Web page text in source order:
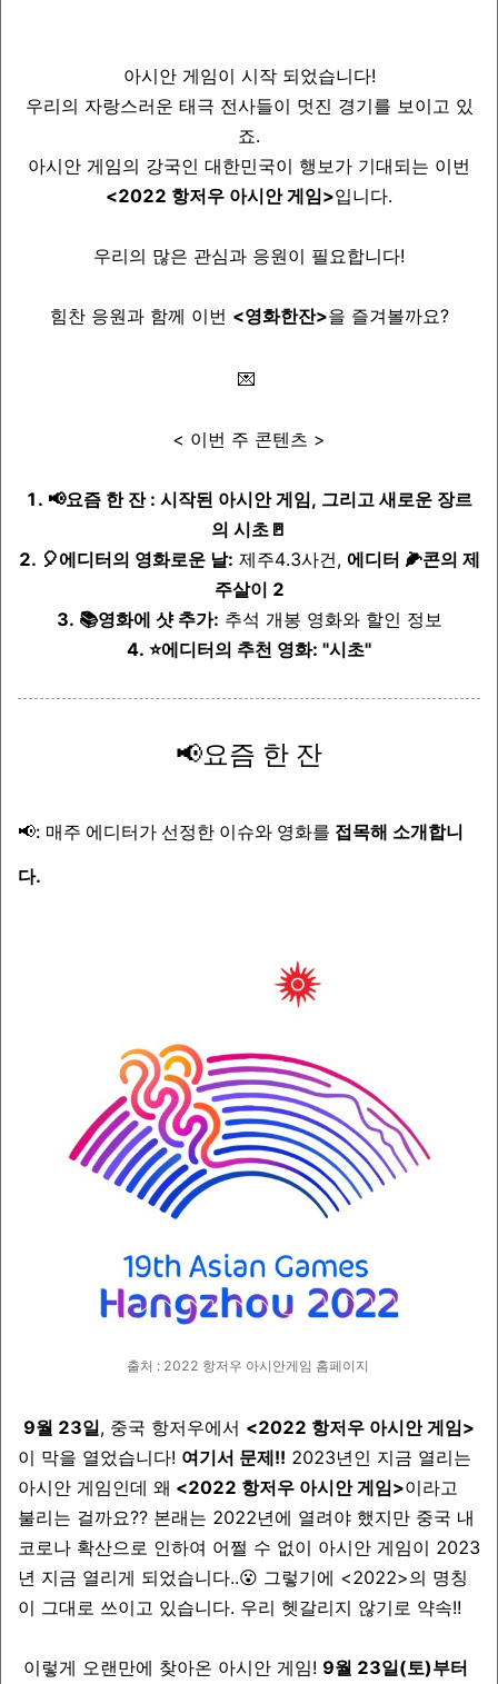
아시안 게임이 시작 되었습니다!
우리의 자랑스러운 태극 전사들이 멋진 경기를 보이고 있
죠.
아시안 게임의 강국인 대한민국이 행보가 기대되는 이번
<2022 항저우 아시안 게임>입니다.
우리의 많은 관심과 응원이 필요합니다!
힘찬 응원과 함께 이번 <영화한잔>을 즐겨볼까요?
💌
< 이번 주 콘텐츠 >
1. 📢요즘 한 잔 : 시작된 아시안 게임, 그리고 새로운 장르
의 시초🚪
2. 🎈에디터의 영화로운 날: 제주4.3사건, 에디터 🌽콘의 제
주살이 2
3. 📚영화에 샷 추가: 추석 개봉 영화와 할인 정보
4. ⭐에디터의 추천 영화: "시초"
📢요즘 한 잔
📢: 매주 에디터가 선정한 이슈와 영화를 접목해 소개합니
다.
출처 : 2022 항저우 아시안게임 홈페이지
9월 23일, 중국 항저우에서 <2022 항저우 아시안 게임>
이 막을 열었습니다! 여기서 문제!! 2023년인 지금 열리는
아시안 게임인데 왜 <2022 항저우 아시안 게임>이라고
불리는 걸까요?? 본래는 2022년에 열려야 했지만 중국 내
코로나 확산으로 인하여 어쩔 수 없이 아시안 게임이 2023
년 지금 열리게 되었습니다..😮 그렇기에 <2022>의 명칭
이 그대로 쓰이고 있습니다. 우리 헷갈리지 않기로 약속!!
이렇게 오랜만에 찾아온 아시안 게임! 9월 23일(토)부터